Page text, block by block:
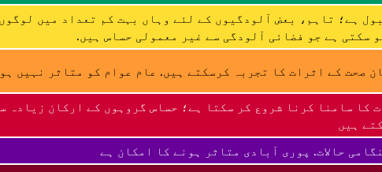
ہے؛ تاہم، بعض آلودگیوں کے لئے وہاں بہت کم تعداد میں
سکتی ہے جو فضائی آلودگی سے غیر معمولی حساس ہیں.
صحت کے اثرات کا تجربہ کرسکتے ہیں. عام عوام کو متاثر نہیں
کا سامنا کرنا شروع کر سکتا ہے؛ حساس گروہوں کے ارکان زیادہ
ہیں
حالات. پوری آبادی متاثر ہونے کا امکان ہے